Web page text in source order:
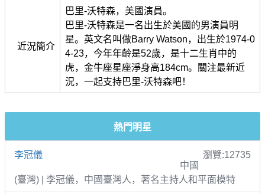
近況簡介
巴里-沃特森，美國演員。
巴里-沃特森是一名出生於美國的男演員明
星。英文名叫做Barry Watson，出生於1974-0
4-23，今年年齡是52歲，是十二生肖中的
虎，金牛座星座淨身高184cm。關注最新近
況，一起支持巴里-沃特森吧！
熱門明星
李冠儀
瀏覽:12735
中國
(臺灣) | 李冠儀，中國臺灣人，著名主持人和平面模特